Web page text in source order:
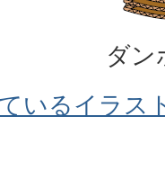
ダン
いるイラス